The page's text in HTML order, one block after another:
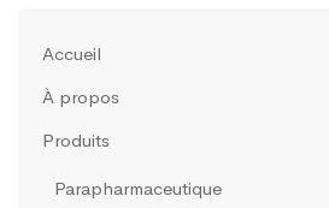
Accueil
À propos
Produits
Parapharmaceutique